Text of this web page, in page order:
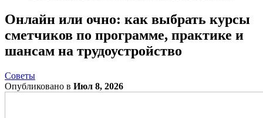
Онлайн или очно: как выбрать курсы
сметчиков по программе, практике и
шансам на трудоустройство
Советы
Опубликовано в Июл 8, 2026